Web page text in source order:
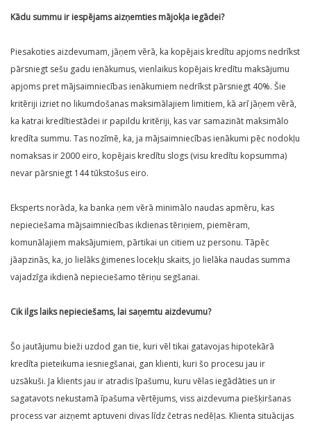
Kādu summu ir iespējams aizņemties mājokļa iegādei?
Piesakoties aizdevumam, jāņem vērā, ka kopējais kredītu apjoms nedrīkst
pārsniegt sešu gadu ienākumus, vienlaikus kopējais kredītu maksājumu
apjoms pret mājsaimniecības ienākumiem nedrīkst pārsniegt 40%. Šie
kritēriji izriet no likumdošanas maksimālajiem limitiem, kā arī jāņem vērā,
ka katrai kredītiestādei ir papildu kritēriji, kas var samazināt maksimālo
kredīta summu. Tas nozīmē, ka, ja mājsaimniecības ienākumi pēc nodokļu
nomaksas ir 2000 eiro, kopējais kredītu slogs (visu kredītu kopsumma)
nevar pārsniegt 144 tūkstošus eiro.
Eksperts norāda, ka banka ņem vērā minimālo naudas apmēru, kas
nepieciešama mājsaimniecības ikdienas tēriņiem, piemēram,
komunālajiem maksājumiem, pārtikai un citiem uz personu. Tāpēc
jāapzinās, ka, jo lielāks ģimenes locekļu skaits, jo lielāka naudas summa
vajadzīga ikdienā nepieciešamo tēriņu segšanai.
Cik ilgs laiks nepieciešams, lai saņemtu aizdevumu?
Šo jautājumu bieži uzdod gan tie, kuri vēl tikai gatavojas hipotekārā
kredīta pieteikuma iesniegšanai, gan klienti, kuri šo procesu jau ir
uzsākuši. Ja klients jau ir atradis īpašumu, kuru vēlas iegādāties un ir
sagatavots nekustamā īpašuma vērtējums, viss aizdevuma piešķiršanas
process var aizņemt aptuveni divas līdz četras nedēļas. Klienta situācijas